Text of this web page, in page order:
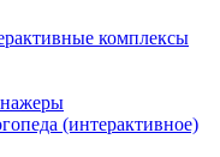
комплексы
(интерактивное)